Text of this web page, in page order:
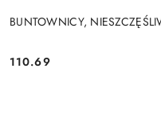
BUNTOWNICY,
Cena:
110.69